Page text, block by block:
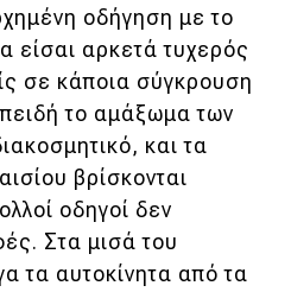
οδήγηση με το
είσαι αρκετά τυχερός
σε κάποια σύγκρουση
το αμάξωμα των
και τα
βρίσκονται
οδηγοί δεν
Στα μισά του
τα αυτοκίνητα από τα